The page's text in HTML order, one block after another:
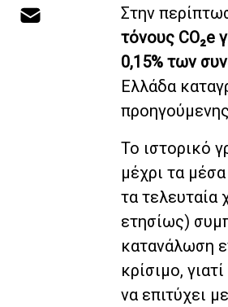
Στην
τόνους CO₂e
0,15% των
Ελλάδα
Το ιστορικό
μέχρι τα
τα τελευταία
ετησίως)
κατανάλωση
κρίσιμο,
να επιτύχει